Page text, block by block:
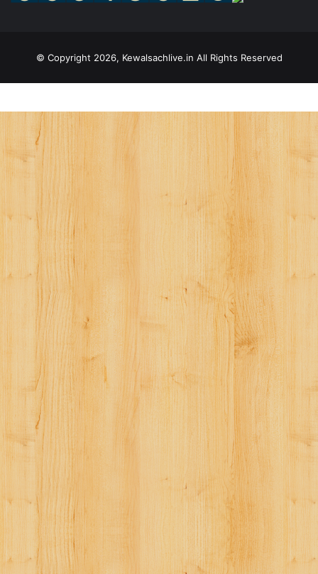
© Copyright 2026, Kewalsachlive.in All Rights Reserved